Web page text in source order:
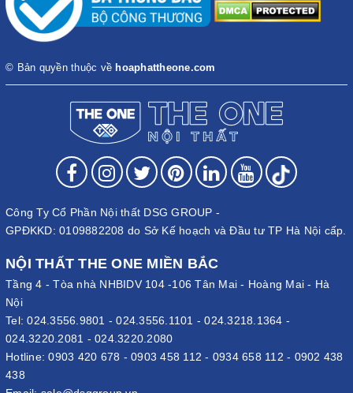
© Bản quyền thuộc về hoaphattheone.com
Công Ty Cổ Phần Nội thất DSG GROUP -
GPĐKKD: 0109882208 do Sở Kế hoạch và Đầu tư TP Hà Nội cấp.
NỘI THẤT THE ONE MIỀN BẮC
Tầng 4 - Tòa nhà NHBIDV 104 -106 Tân Mai - Hoàng Mai - Hà
Nội
Tel:024.3556.9801 -024.3556.1101 -024.3218.1364 -
024.3220.2081 - 024.3220.2080
Hotline:0903 420 678 - 0903 458 112 - 0934 658 112 - 0902 438
438